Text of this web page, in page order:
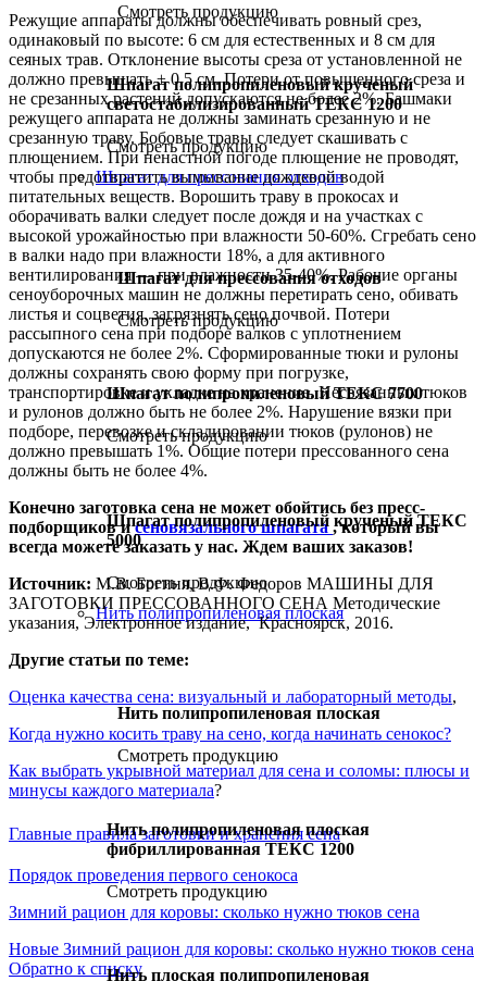
Смотреть продукцию
Шпагат полипропиленовый крученый
светостабилизированный ТЕКС 1200
Смотреть продукцию
Шпагат для прессования отходов
Шпагат для прессования отходов
Смотреть продукцию
Шпагат полипропиленовый ТЕКС 7700
Смотреть продукцию
Шпагат полипропиленовый крученый ТЕКС
5000
Смотреть продукцию
Нить полипропиленовая плоская
Нить полипропиленовая плоская
Смотреть продукцию
Нить полипропиленовая плоская
фибриллированная ТЕКС 1200
Смотреть продукцию
Нить плоская полипропиленовая
Режущие аппараты должны обеспечивать ровный срез,
одинаковый по высоте: 6 см для естественных и 8 см для
сеяных трав. Отклонение высоты среза от установленной не
должно превышать ± 0,5 см. Потери от повышенного среза и
не срезанных растений допускаются не более 2%. Башмаки
режущего аппарата не должны заминать срезанную и не
срезанную траву. Бобовые травы следует скашивать с
плющением. При ненастной погоде плющение не проводят,
чтобы предотвратить вымывание дождевой водой
питательных веществ. Ворошить траву в прокосах и
оборачивать валки следует после дождя и на участках с
высокой урожайностью при влажности 50-60%. Сгребать сено
в валки надо при влажности 18%, а для активного
вентилирования — при влажности 35-40%. Рабочие органы
сеноуборочных машин не должны перетирать сено, обивать
листья и соцветия, загрязнять сено почвой. Потери
рассыпного сена при подборе валков с уплотнением
допускаются не более 2%. Сформированные тюки и рулоны
должны сохранять свою форму при погрузке,
транспортировке и укладке на хранение. Несвязанных тюков
и рулонов должно быть не более 2%. Нарушение вязки при
подборе, перевозке и складировании тюков (рулонов) не
должно превышать 1%. Общие потери прессованного сена
должны быть не более 4%.
Конечно заготовка сена не может обойтись без пресс-
подборщиков исеновязального шпагата, который вы
всегда можете заказать у нас. Ждем ваших заказов!
Источник: М.В. Богиня, В.Ф. Федоров МАШИНЫ ДЛЯ
ЗАГОТОВКИ ПРЕССОВАННОГО СЕНА Методические
указания, Электронное издание, Красноярск, 2016.
Другие статьи по теме:
Оценка качества сена: визуальный и лабораторный методы,
Когда нужно косить траву на сено, когда начинать сенокос?
Как выбрать укрывной материал для сена и соломы: плюсы и
минусы каждого материала?
Главные правила заготовки и хранения сена
Порядок проведения первого сенокоса
Зимний рацион для коровы: сколько нужно тюков сена
Новые Зимний рацион для коровы: сколько нужно тюков сена
Обратно к списку